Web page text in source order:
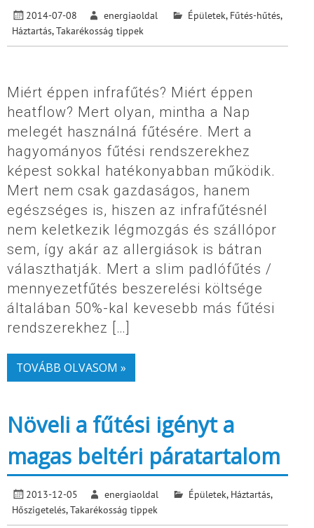
2014-07-08 energiaoldal Épületek, Fűtés-hűtés,
Háztartás,Takarékosság tippek
Miért éppen infrafűtés? Miért éppen
heatflow? Mert olyan, mintha a Nap
melegét használná fűtésére. Mert a
hagyományos fűtési rendszerekhez
képest sokkal hatékonyabban működik.
Mert nem csak gazdaságos, hanem
egészséges is, hiszen az infrafűtésnél
nem keletkezik légmozgás és szállópor
sem, így akár az allergiások is bátran
választhatják. Mert a slim padlófűtés /
mennyezetfűtés beszerelési költsége
általában 50%-kal kevesebb más fűtési
rendszerekhez […]
TOVÁBB OLVASOM »
Növeli a fűtési igényt a
magas beltéri páratartalom
2013-12-05 energiaoldal Épületek, Háztartás,
Hőszigetelés,Takarékosság tippek